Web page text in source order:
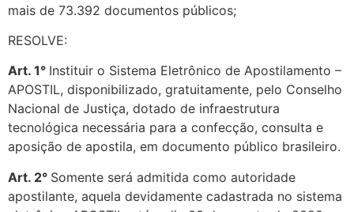
mais de 73.392 documentos públicos;
RESOLVE:
Art. 1° Instituir o Sistema Eletrônico de Apostilamento –
APOSTIL, disponibilizado, gratuitamente, pelo Conselho
Nacional de Justiça, dotado de infraestrutura
tecnológica necessária para a confecção, consulta e
aposição de apostila, em documento público brasileiro.
Art. 2° Somente será admitida como autoridade
apostilante, aquela devidamente cadastrada no sistema